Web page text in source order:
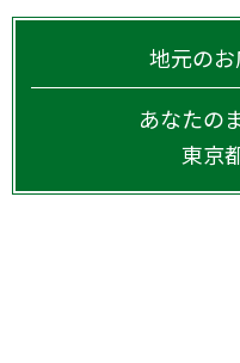
地元のお
あなたの
東京